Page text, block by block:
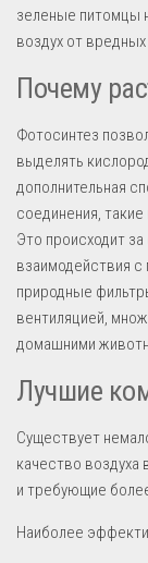
зеленые питомцы
воздух от
Почему
Фотосинтез
выделять
дополнительная
соединения,
Это происходит
взаимодействия
природные
вентиляцией,
домашними
Лучшие
Существует
качество воздуха
и требующие
Наиболее